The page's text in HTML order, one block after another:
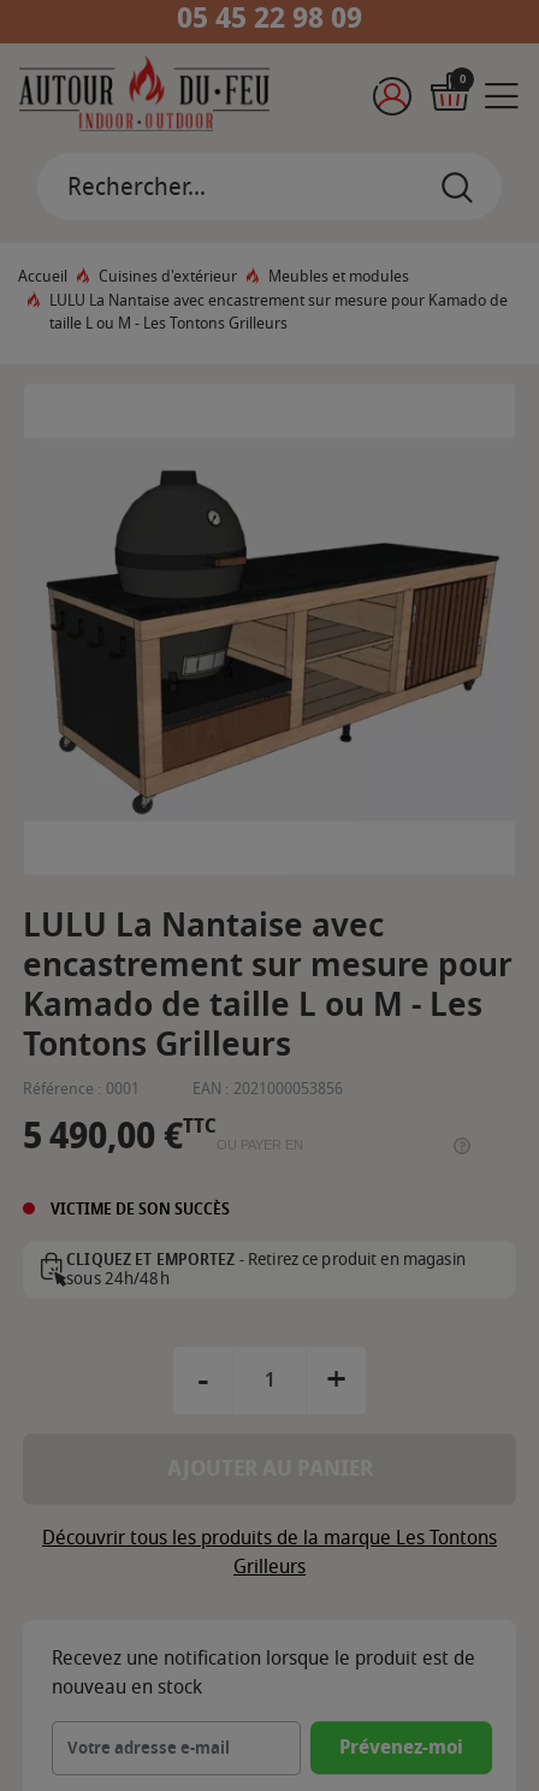
05 45 22 98 09
0
Accueil Cuisines d'extérieur
Meubles et modules
LULU La Nantaise avec encastrement sur mesure pour Kamado de
taille L ou M - Les Tontons Grilleurs
LULU La Nantaise avec
encastrement sur mesure pour
Kamado de taille L ou M - Les
Tontons Grilleurs
Référence : 0001 EAN : 2021000053856
5 490,00 €TTC
OU PAYER EN
VICTIME DE SON SUCCÈS
CLIQUEZ ET EMPORTEZ -Retirez ce produit en magasin
sous 24h/48h
- +
Découvrir tous les produits de la marque Les Tontons
Grilleurs
Recevez une notification lorsque le produit est de
nouveau en stock
Prévenez-moi